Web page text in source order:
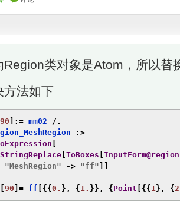
Region类对象是Atom，所以替
方法如下
90 ]:= mm02
/.
:>
[
StringReplace [ToBoxes [ InputForm@region
"MeshRegion"
-> "ff" ]]
[90 ]= ff [{{0. }, {1. }}, {Point [{{1 }, {2